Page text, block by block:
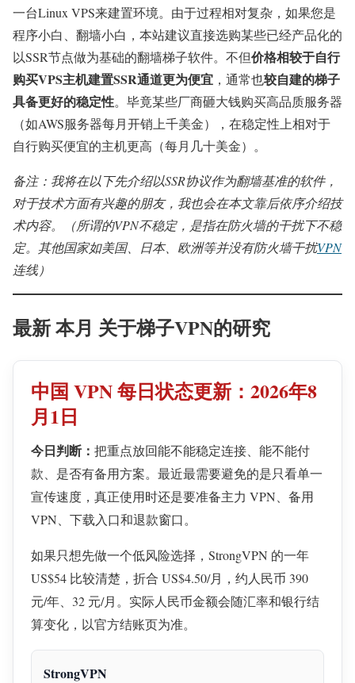
一台Linux VPS来建置环境。由于过程相对复杂，如果您是
程序小白、翻墙小白，本站建议直接选购某些已经产品化的
以SSR节点做为基础的翻墙梯子软件。不但价格相较于自行
购买VPS主机建置SSR通道更为便宜 ，通常也较自建的梯子
具备更好的稳定性。毕竟某些厂商砸大钱购买高品质服务器
（如AWS服务器每月开销上千美金），在稳定性上相对于
自行购买便宜的主机更高（每月几十美金）。
备注：我将在以下先介绍以SSR协议作为翻墙基准的软件，
对于技术方面有兴趣的朋友，我也会在本文靠后依序介绍技
术内容。（所谓的VPN不稳定，是指在防火墙的干扰下不稳
定。其他国家如美国、日本、欧洲等并没有防火墙干扰VPN
连线）
最新 本月 关于梯子VPN的研究
中国 VPN 每日状态更新：2026年8
月1日
今日判断： 把重点放回能不能稳定连接、能不能付
款、是否有备用方案。最近最需要避免的是只看单一
宣传速度，真正使用时还是要准备主力 VPN、备用
VPN、下载入口和退款窗口。
如果只想先做一个低风险选择，StrongVPN 的一年
US$54 比较清楚，折合 US$4.50/月，约人民币 390
元/年、32 元/月。实际人民币金额会随汇率和银行结
算变化，以官方结账页为准。
StrongVPN